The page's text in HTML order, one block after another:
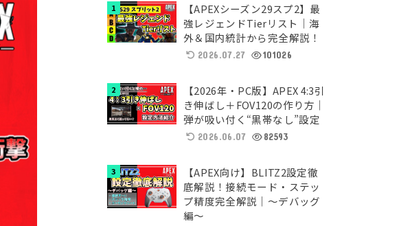
【APEXシーズン29スプ2】最
強レジェンドTierリスト｜海
外＆国内統計から完全解説！
2026.07.27 101026
【2026年・PC版】APEX 4:3引
き伸ばし＋FOV120の作り方｜
弾が吸い付く“黒帯なし”設定
2026.06.07 82593
【APEX向け】BLITZ2設定徹
底解説！接続モード・ステッ
プ精度完全解説｜～デバッグ
編～